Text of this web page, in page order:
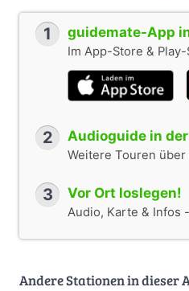
1 guidemate-App
Im App-Store &
2 Audioguide in
Weitere Touren
3 Vor Ort loslegen!
Audio, Karte & Infos
Andere Stationen in dieser